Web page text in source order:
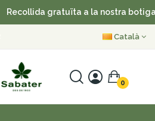
Recollida gratuïta a la nostra botiga
Català
0